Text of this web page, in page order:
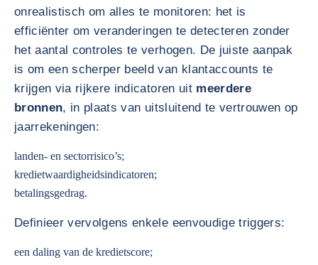
onrealistisch om alles te monitoren: het is
efficiënter om veranderingen te detecteren zonder
het aantal controles te verhogen. De juiste aanpak
is om een scherper beeld van klantaccounts te
krijgen via rijkere indicatoren uit meerdere
bronnen, in plaats van uitsluitend te vertrouwen op
jaarrekeningen:
landen- en sectorrisico’s;
kredietwaardigheidsindicatoren;
betalingsgedrag.
Definieer vervolgens enkele eenvoudige triggers:
een daling van de kredietscore;